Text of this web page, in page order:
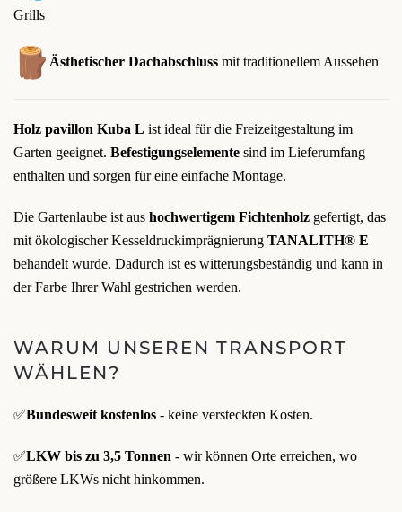
Grills
Ästhetischer Dachabschluss mit traditionellem Aussehen
Holz pavillon Kuba L ist ideal für die Freizeitgestaltung im
Garten geeignet. Befestigungselemente sind im Lieferumfang
enthalten und sorgen für eine einfache Montage.
Die Gartenlaube ist aus hochwertigem Fichtenholz gefertigt, das
mit ökologischer Kesseldruckimprägnierung TANALITH® E
behandelt wurde. Dadurch ist es witterungsbeständig und kann in
der Farbe Ihrer Wahl gestrichen werden.
WARUM UNSEREN TRANSPORT
WÄHLEN?
✅Bundesweit kostenlos - keine versteckten Kosten.
✅LKW bis zu 3,5 Tonnen - wir können Orte erreichen, wo
größere LKWs nicht hinkommen.